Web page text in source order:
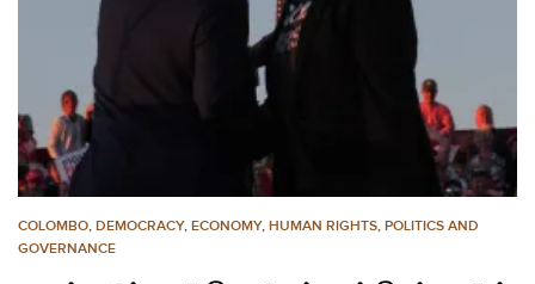
COLOMBO, DEMOCRACY, ECONOMY, HUMAN RIGHTS, POLITICS AND
GOVERNANCE